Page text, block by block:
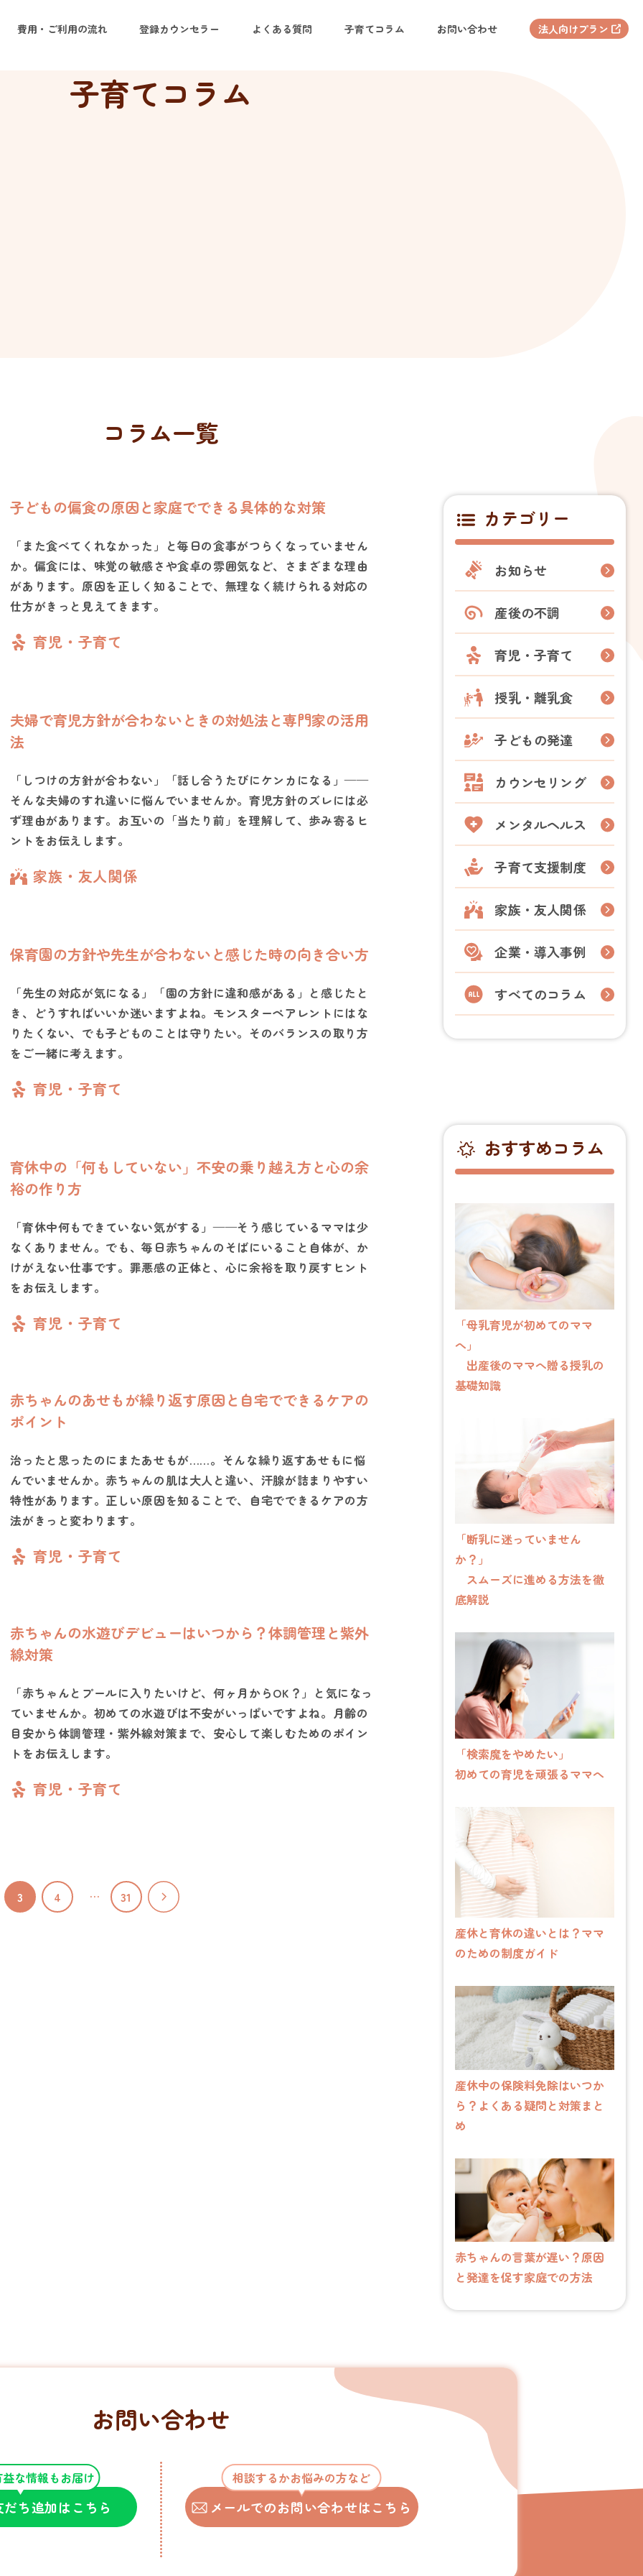
費用・ご利用の流れ 登録カウンセラー よくある質問 子育てコラム お問い合わせ 法人向けプラン
登録カウンセラー
よくある質問
運営会社 採用情報 利用規約
プライバシーポリシー
特定商取引法に基づく表記
子育てコラム
コラム一覧
子どもの偏食の原因と家庭でできる具体的な対策
「また食べてくれなかった」と毎日の食事がつらくなっていません
か。偏食には、味覚の敏感さや食卓の雰囲気など、さまざまな理由
があります。原因を正しく知ることで、無理なく続けられる対応の
仕方がきっと見えてきます。
育児・子育て
夫婦で育児方針が合わないときの対処法と専門家の活用
法
「しつけの方針が合わない」「話し合うたびにケンカになる」——
そんな夫婦のすれ違いに悩んでいませんか。育児方針のズレには必
ず理由があります。お互いの「当たり前」を理解して、歩み寄るヒ
ントをお伝えします。
家族・友人関係
保育園の方針や先生が合わないと感じた時の向き合い方
「先生の対応が気になる」「園の方針に違和感がある」と感じたと
き、どうすればいいか迷いますよね。モンスターペアレントにはな
りたくない、でも子どものことは守りたい。そのバランスの取り方
をご一緒に考えます。
育児・子育て
育休中の「何もしていない」不安の乗り越え方と心の余
裕の作り方
「育休中何もできていない気がする」——そう感じているママは少
なくありません。でも、毎日赤ちゃんのそばにいること自体が、か
けがえない仕事です。罪悪感の正体と、心に余裕を取り戻すヒント
をお伝えします。
育児・子育て
赤ちゃんのあせもが繰り返す原因と自宅でできるケアの
ポイント
治ったと思ったのにまたあせもが……。そんな繰り返すあせもに悩
んでいませんか。赤ちゃんの肌は大人と違い、汗腺が詰まりやすい
特性があります。正しい原因を知ることで、自宅でできるケアの方
法がきっと変わります。
育児・子育て
赤ちゃんの水遊びデビューはいつから？体調管理と紫外
線対策
「赤ちゃんとプールに入りたいけど、何ヶ月からOK？」と気になっ
ていませんか。初めての水遊びは不安がいっぱいですよね。月齢の
目安から体調管理・紫外線対策まで、安心して楽しむためのポイン
トをお伝えします。
育児・子育て
3 4 … 31
カテゴリー
お知らせ
産後の不調
育児・子育て
授乳・離乳食
子どもの発達
カウンセリング
メンタルヘルス
子育て支援制度
家族・友人関係
企業・導入事例
すべてのコラム
おすすめコラム
「母乳育児が初めてのママ
へ」
出産後のママへ贈る授乳の
基礎知識
「断乳に迷っていません
か？」
スムーズに進める方法を徹
底解説
「検索魔をやめたい」
初めての育児を頑張るママへ
産休と育休の違いとは？ママ
のための制度ガイド
産休中の保険料免除はいつか
ら？よくある疑問と対策まと
め
赤ちゃんの言葉が遅い？原因
と発達を促す家庭での方法
お問い合わせ
な情報もお届け
だち追加はこちら
相談するかお悩みの方など
メールでのお問い合わせはこちら